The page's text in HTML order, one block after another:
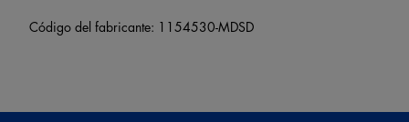
Código del fabricante: 1154530-MDSD